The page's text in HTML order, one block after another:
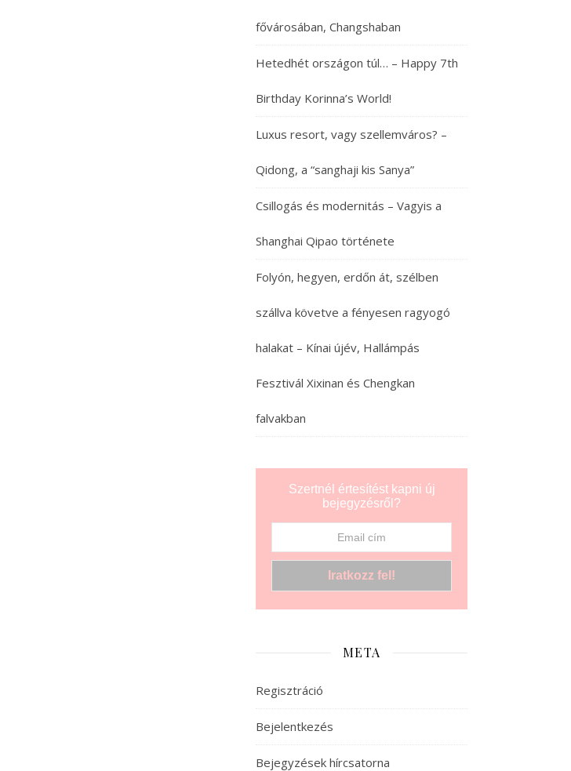
fővárosában, Changshaban
Hetedhét országon túl… – Happy 7th
Birthday Korinna’s World!
Luxus resort, vagy szellemváros? –
Qidong, a “sanghaji kis Sanya”
Csillogás és modernitás – Vagyis a
Shanghai Qipao története
Folyón, hegyen, erdőn át, szélben
szállva követve a fényesen ragyogó
halakat – Kínai újév, Hallámpás
Fesztivál Xixinan és Chengkan
falvakban
Szertnél értesítést kapni új
bejegyzésről?
META
Regisztráció
Bejelentkezés
Bejegyzések hírcsatorna